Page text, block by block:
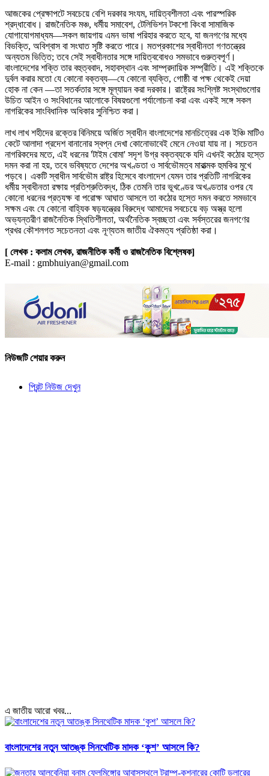
আজকের প্রেক্ষাপটে সবচেয়ে বেশি দরকার সংযম, দায়িত্বশীলতা এবং পারস্পরিক
শ্রদ্ধাবোধ। রাজনৈতিক মঞ্চ, ধর্মীয় সমাবেশ, টেলিভিশন টকশো কিংবা সামাজিক
যোগাযোগমাধ্যম—সকল জায়গায় এমন ভাষা পরিহার করতে হবে, যা জনগণের মধ্যে
বিভক্তি, অবিশ্বাস বা সংঘাত সৃষ্টি করতে পারে। মতপ্রকাশের স্বাধীনতা গণতন্ত্রের
অন্যতম ভিত্তি; তবে সেই স্বাধীনতার সঙ্গে দায়িত্ববোধও সমভাবে গুরুত্বপূর্ণ।
বাংলাদেশের শক্তি তার বহুত্ববাদ, সহাবস্থান এবং সাম্প্রদায়িক সম্প্রীতি। এই শক্তিকে
দুর্বল করার মতো যে কোনো বক্তব্য—যে কোনো ব্যক্তি, গোষ্ঠী বা পক্ষ থেকেই দেয়া
হোক না কেন —তা সতর্কতার সঙ্গে মূল্যায়ন করা দরকার। রাষ্ট্রের সংশ্লিষ্ট সংস্থাগুলোর
উচিত আইন ও সংবিধানের আলোকে বিষয়গুলো পর্যালোচনা করা এবং একই সঙ্গে সকল
নাগরিকের সাংবিধানিক অধিকার সুনিশ্চিত করা।
লাখ লাখ শহীদের রক্তের বিনিময়ে অর্জিত স্বাধীন বাংলাদেশের মানচিত্রের এক ইঞ্চি মাটিও
কেটে আলাদা প্রদেশ বানানোর স্বপ্ন দেখা কোনোভাবেই মেনে নেওয়া যায় না। সচেতন
নাগরিকদের মতে, এই ধরনের 'টাইম বোমা' সদৃশ উগ্র বক্তব্যকে যদি এখনই কঠোর হস্তে
দমন করা না হয়, তবে ভবিষ্যতে দেশের অখণ্ডতা ও সার্বভৌমত্ব মারাত্মক হুমকির মুখে
পড়বে। একটি স্বাধীন সার্বভৌম রাষ্ট্র হিসেবে বাংলাদেশ যেমন তার প্রতিটি নাগরিকের
ধর্মীয় স্বাধীনতা রক্ষায় প্রতিশ্রুতিবদ্ধ, ঠিক তেমনি তার ভূখণ্ডের অখণ্ডতার ওপর যে
কোনো ধরনের প্রত্যক্ষ বা পরোক্ষ আঘাত আসলে তা কঠোর হস্তে দমন করতে সমভাবে
সক্ষম এবং যে কোনো বাহ্যিক ষড়যন্ত্রের বিরুদ্ধে আমাদের সবচেয়ে বড় অস্ত্র হলো
অভ্যন্তরীণ রাজনৈতিক স্থিতিশীলতা, অর্থনৈতিক স্বচ্ছতা এবং সর্বস্তরের জনগণের
প্রখর কৌশলগত সচেতনতা এবং নূণ্যতম জাতীয় ঐকমত্য প্রতিষ্ঠা করা।
[ লেখক : কলাম লেখক, রাজনীতিক কর্মী ও রাজনৈতিক বিশ্লেষক]
E-mail : gmbhuiyan@gmail.com
নিউজটি শেয়ার করুন
প্রিন্ট নিউজ দেখুন
এ জাতীয় আরো খবর...
বাংলাদেশের নতুন আতঙ্ক সিনথেটিক মাদক ‘কুশ’ আসলে কি?